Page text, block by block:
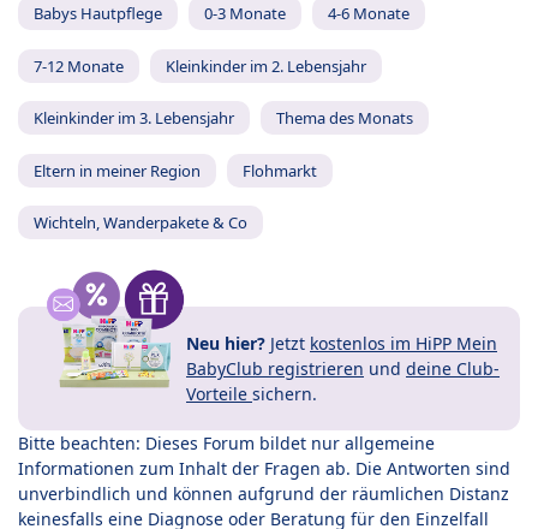
Babys Hautpflege 0-3 Monate 4-6 Monate
7-12 Monate Kleinkinder im 2. Lebensjahr
Kleinkinder im 3. Lebensjahr Thema des Monats
Eltern in meiner Region Flohmarkt
Wichteln, Wanderpakete & Co
Neu hier? Jetzt kostenlos im HiPP Mein
BabyClub registrieren und deine Club-
Vorteile sichern.
Bitte beachten: Dieses Forum bildet nur allgemeine
Informationen zum Inhalt der Fragen ab. Die Antworten sind
unverbindlich und können aufgrund der räumlichen Distanz
keinesfalls eine Diagnose oder Beratung für den Einzelfall